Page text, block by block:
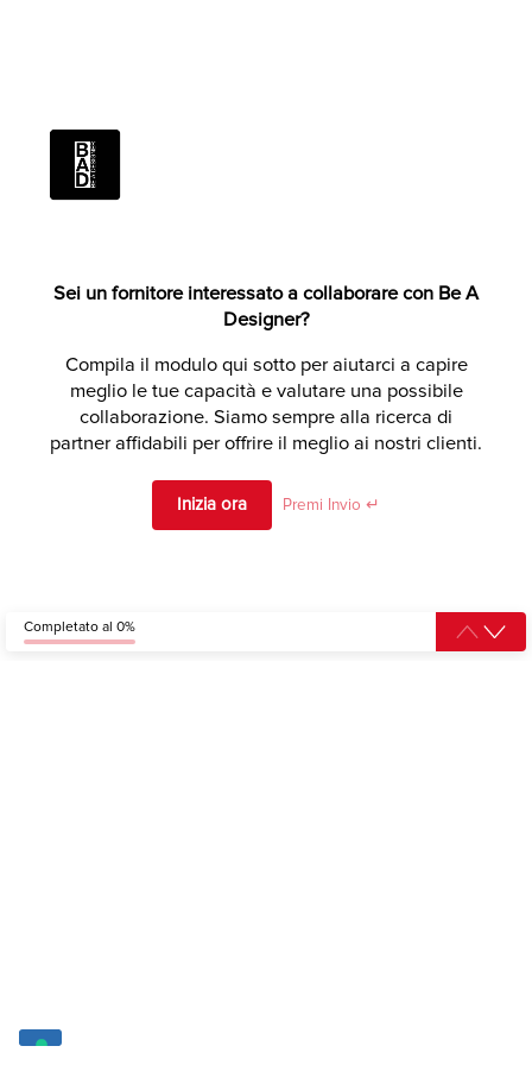
Sei un fornitore interessato a collaborare con Be A
Designer?
Compila il modulo qui sotto per aiutarci a capire
meglio le tue capacità e valutare una possibile
collaborazione. Siamo sempre alla ricerca di
partner affidabili per offrire il meglio ai nostri clienti.
Inizia ora Premi Invio ↵
Completato al 0%